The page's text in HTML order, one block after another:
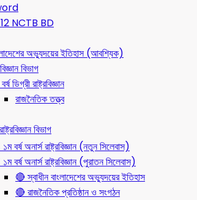
NCTB BD
অভ্যুদয়ের ইতিহাস (আবশ্যিক)
বিভাগ
ডিগ্রী রাষ্ট্রবিজ্ঞান
রাজনৈতিক তত্ত্ব
বিভাগ
বর্ষ অনার্স রাষ্ট্রবিজ্ঞান (নতুন সিলেবাস)
বর্ষ অনার্স রাষ্ট্রবিজ্ঞান (পুরাতন সিলেবাস)
🔴 স্বাধীন বাংলাদেশের অভ্যুদয়ের ইতিহাস
🔴 রাজনৈতিক প্রতিষ্ঠান ও সংগঠন